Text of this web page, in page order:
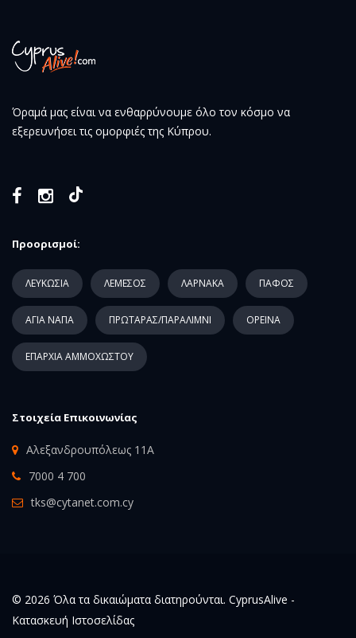
Όραμά μας είναι να ενθαρρύνουμε όλο τον κόσμο να
εξερευνήσει τις ομορφιές της Κύπρου.
Προορισμοί:
ΛΕΥΚΩΣΙΑ ΛΕΜΕΣΟΣ ΛΑΡΝΑΚΑ ΠΑΦΟΣ
ΑΓΙΑ ΝΑΠΑ ΠΡΩΤΑΡΑΣ/ΠΑΡΑΛΙΜΝΙ ΟΡΕΙΝΑ
ΕΠΑΡΧΙΑ ΑΜΜΟΧΩΣΤΟΥ
Στοιχεία Επικοινωνίας
Αλεξανδρουπόλεως 11Α
7000 4 700
tks@cytanet.com.cy
© 2026 Όλα τα δικαιώματα διατηρούνται. CyprusAlive -
Κατασκευή Ιστοσελίδας